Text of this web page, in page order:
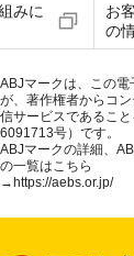
みに
お
の
ABJマークは、この
が、著作権者からコ
信サービスであるこ
6091713号）です。
ABJマークの詳細、
の一覧はこちら
→ https://aebs.or.jp/